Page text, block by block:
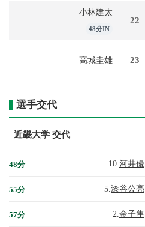
小林建太
48分IN
22
高城圭雄 23
選手交代
近畿大学 交代
48分 10. 河井優
55分 5. 漆谷公亮
57分 2. 金子隼